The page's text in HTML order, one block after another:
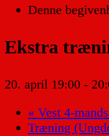
Denne
Ekstra
20. april 19:00 -
« Vest 4-
Træning